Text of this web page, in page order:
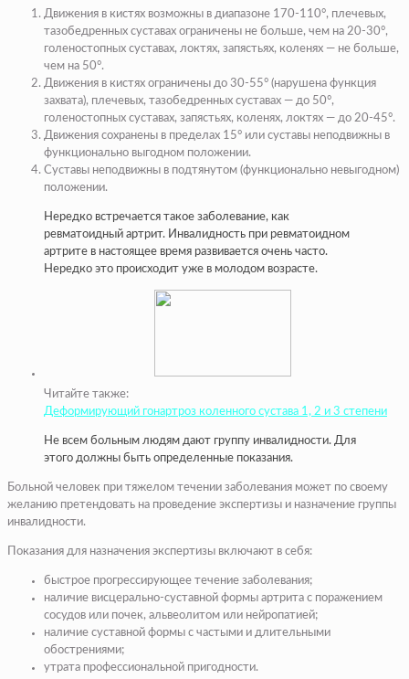
Движения в кистях возможны в диапазоне 170-110°, плечевых,
тазобедренных суставах ограничены не больше, чем на 20-30°,
голеностопных суставах, локтях, запястьях, коленях — не больше,
чем на 50°.
Движения в кистях ограничены до 30-55° (нарушена функция
захвата), плечевых, тазобедренных суставах — до 50°,
голеностопных суставах, запястьях, коленях, локтях — до 20-45°.
Движения сохранены в пределах 15° или суставы неподвижны в
функционально выгодном положении.
Суставы неподвижны в подтянутом (функционально невыгодном)
положении.
Нередко встречается такое заболевание, как
ревматоидный артрит. Инвалидность при ревматоидном
артрите в настоящее время развивается очень часто.
Нередко это происходит уже в молодом возрасте.
Читайте также:
Деформирующий гонартроз коленного сустава 1, 2 и 3 степени
Не всем больным людям дают группу инвалидности. Для
этого должны быть определенные показания.
Больной человек при тяжелом течении заболевания может по своему
желанию претендовать на проведение экспертизы и назначение группы
инвалидности.
Показания для назначения экспертизы включают в себя:
быстрое прогрессирующее течение заболевания;
наличие висцерально-суставной формы артрита с поражением
сосудов или почек, альвеолитом или нейропатией;
наличие суставной формы с частыми и длительными
обострениями;
утрата профессиональной пригодности.